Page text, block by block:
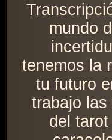
mundo
tenemos la
tu futuro
trabajo
del